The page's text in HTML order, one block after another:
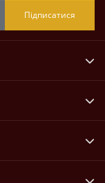
Підписатися